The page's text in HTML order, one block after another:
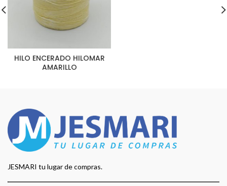
HILO ENCERADO HILOMAR
AMARILLO
JESMARI tu lugar de compras.